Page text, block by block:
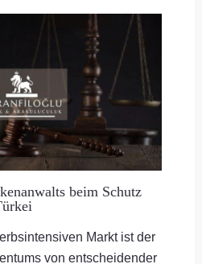
beim Schutz
Markt ist der
von entscheidender